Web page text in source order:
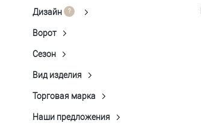
П-567 (3)
П-574
ДизайнЁлочка
(1)
Клетка неконтрастная
Однотонная Гладь
Показать ещё 2
ВоротКапюшон
Стойка
СезонДемисезон
Вид изделия
Пальто(9)
Торговая марка
Peplos(9)
Наши предложения
Распродажа(6)